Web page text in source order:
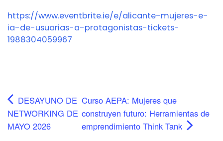
https://www.eventbrite.ie/e/alicante-mujeres-e-
ia-de-usuarias-a-protagonistas-tickets-
1988304059967
DESAYUNO DE
NETWORKING DE
MAYO 2026
Curso AEPA: Mujeres que
construyen futuro: Herramientas de
emprendimiento Think Tank